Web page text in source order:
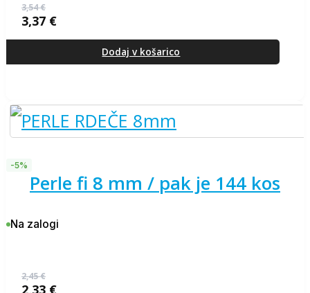
3,54€
cena
3,54 €.
3,37 €
cena
Dodaj v košarico
-5%
perle fi 8 mm / pak je 144 kos
Na zalogi
2,45€